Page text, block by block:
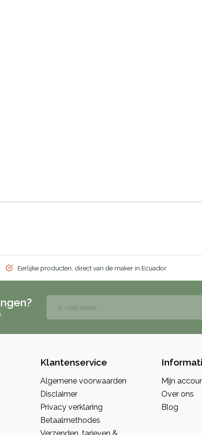
Eerlijke producten, direct van de maker in Ecuador
Klantenservice
Algemene voorwaarden
Disclaimer
Privacy verklaring
Betaalmethodes
Verzenden, tarieven &
Mijn
Over ons
Blog